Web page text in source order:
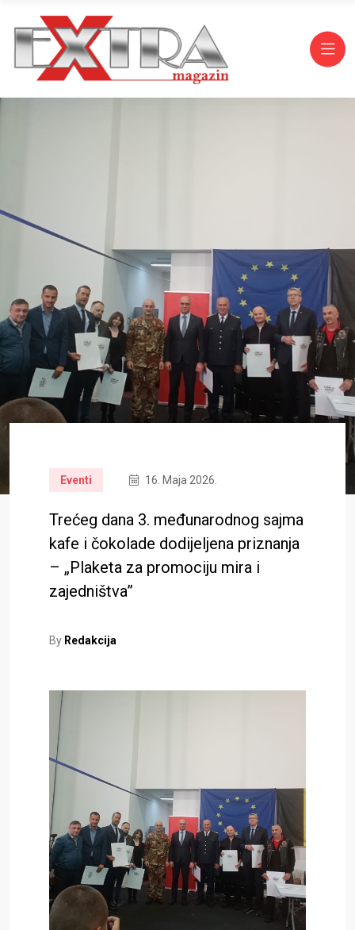
Eventi 16. Maja 2026.
Trećeg dana 3. međunarodnog sajma
kafe i čokolade dodijeljena priznanja
– „Plaketa za promociju mira i
zajedništva”
By Redakcija